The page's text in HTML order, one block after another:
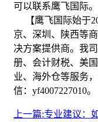
可以联系鹰飞国际。
【鹰飞国际始于
京、深圳、陕西等
决方案提供商。我
册、会计财税、美
业、海外仓等服务
信： yf4007227010。
上一篇:专业建议：